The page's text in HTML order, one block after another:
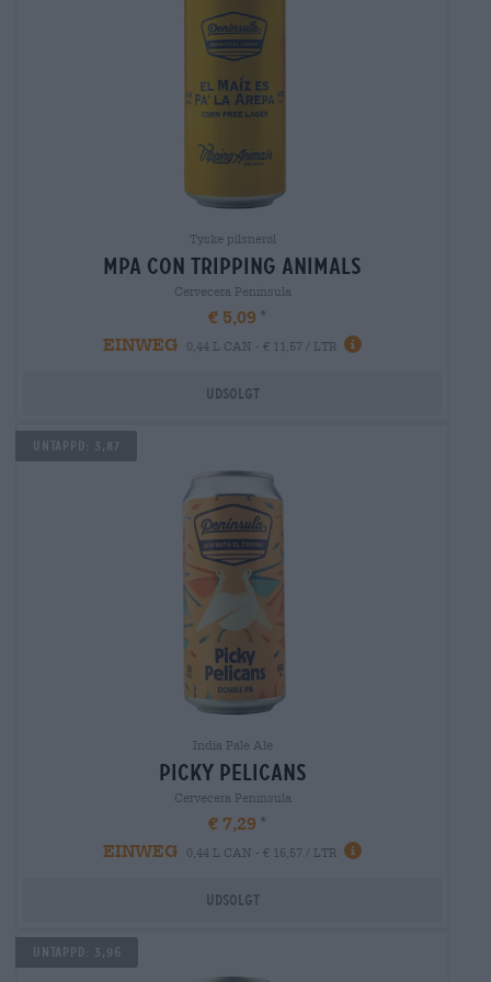
Tyske pilsnerøl
mpa con tripping animals
Cervecera Península
€ 5,09
EINWEG
0,44 L CAN - € 11,57 / LTR
Udsolgt
Untappd: 3,87
India Pale Ale
picky pelicans
Cervecera Península
€ 7,29
EINWEG
0,44 L CAN - € 16,57 / LTR
Udsolgt
Untappd: 3,96